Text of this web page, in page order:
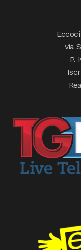
via
P.